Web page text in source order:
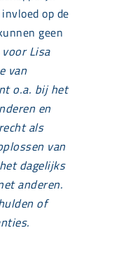
op de
geen
Lisa
van
o.a. bij het
en
als
van
dagelijks
anderen.
of